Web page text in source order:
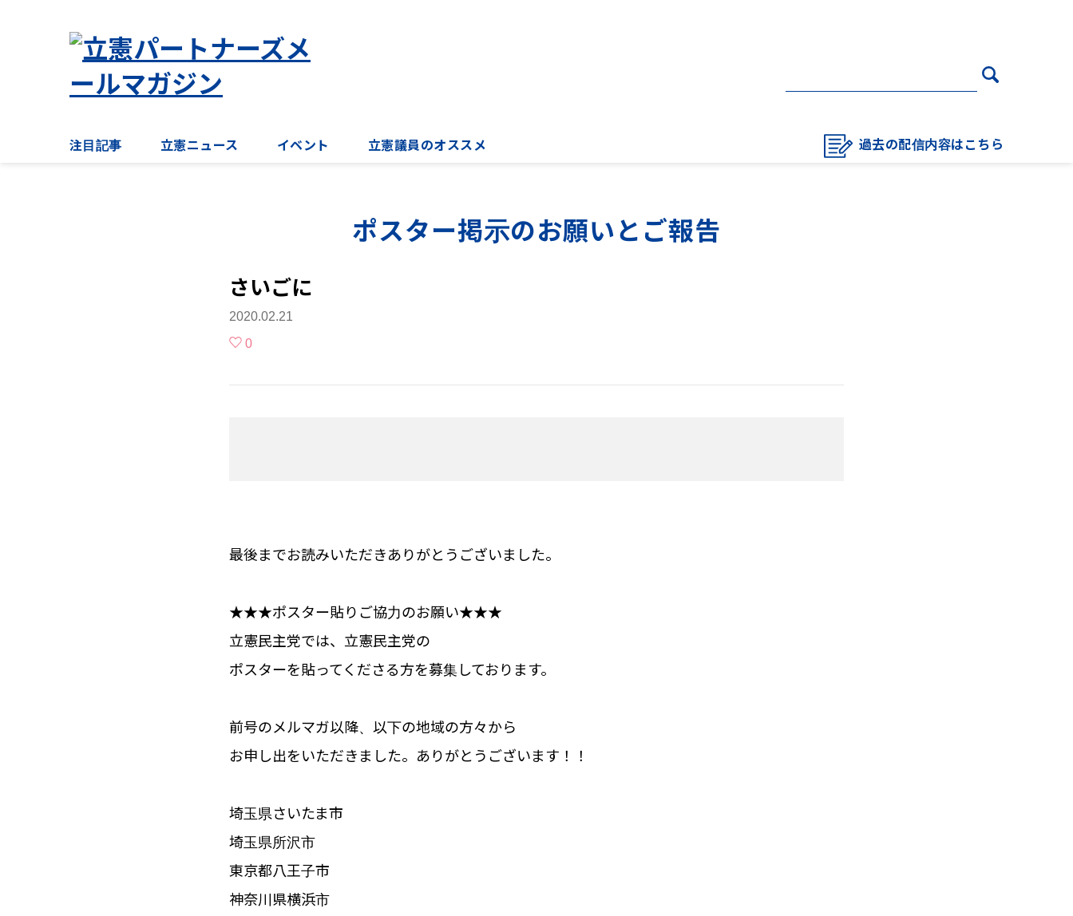
注目記事 立憲ニュース イベント 立憲議員のオススメ 過去の配信内容はこちら
ポスター掲示のお願いとご報告
さいごに
2020.02.21
0
最後までお読みいただきありがとうございました。
★★★ポスター貼りご協力のお願い★★★
立憲民主党では、 立憲民主党の
ポスターを貼ってくださる方を募集しております。
前号のメルマガ以降、以下の地域の方々から
お申し出をいただきました。ありがとうございます！！
埼玉県さいたま市
埼玉県所沢市
東京都八王子市
神奈川県横浜市